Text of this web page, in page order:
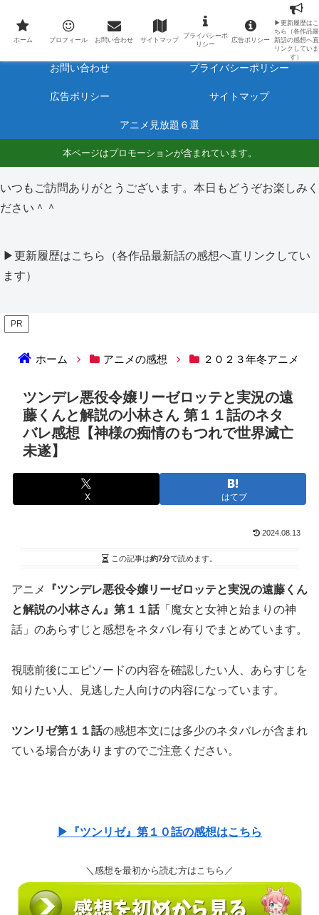
最新アニメのあらすじと感想をネタバレ有りで毎日更新しています。
ホーム プロフィール
お問い合わせ プライバシーポリシー
広告ポリシー サイトマップ
アニメ見放題６選
本ページはプロモーションが含まれています。
いつもご訪問ありがとうございます。本日もどうぞお楽しみく
ださい＾＾
▶更新履歴はこちら（各作品最新話の感想へ直リンクしてい
ます）
PR
ホーム アニメの感想 ２０２３年冬アニメ
ツンデレ悪役令嬢リーゼロッテと実況の遠
藤くんと解説の小林さん 第１１話のネタ
バレ感想【神様の痴情のもつれで世界滅亡
未遂】
X はてブ
2024.08.13
この記事は約7分で読めます。
アニメ
『ツンデレ悪役令嬢リーゼロッテと実況の遠藤くん
と解説の小林さん』第１１話「魔女と女神と始まりの神
話」のあらすじと感想をネタバレ有りでまとめています。
視聴前後にエピソードの内容を確認したい人、あらすじを
知りたい人、見逃した人向けの内容になっています。
ツンリゼ第１１話の感想本文には多少のネタバレが含まれ
ている場合がありますのでご注意ください。
▶『ツンリゼ』第１０話の感想はこちら
＼感想を最初から読む方はこちら／
ホーム プロフィール お問い合わせ サイトマップ
プライバシーポ
リシー
広告ポリシー
▶更新履歴はこ
ちら（各作品最
新話の感想へ直
リンクしていま
す）